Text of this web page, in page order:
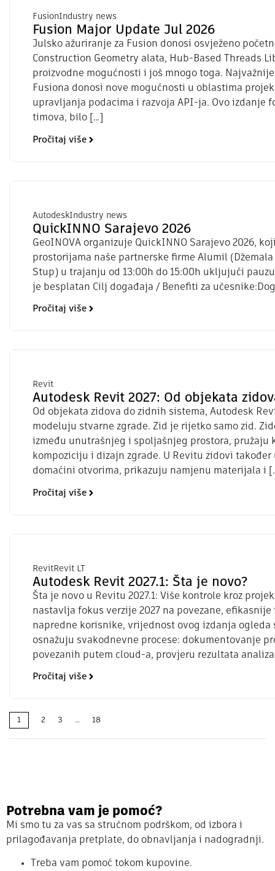
FusionIndustry news
Fusion Major Update Jul 2026
Julsko ažuriranje za Fusion donosi osvježeno
Construction Geometry alata, Hub-Based Threads
proizvodne mogućnosti i još mnogo toga.
Fusiona donosi nove mogućnosti u oblastima
upravljanja podacima i razvoja API-ja. Ovo izdanje
timova, bilo […]
Pročitaj više
AutodeskIndustry news
QuickINNO Sarajevo 2026
GeoINOVA organizuje QuickINNO Sarajevo 2026,
prostorijama naše partnerske firme Alumil
Stup) u trajanju od 13:00h do 15:00h ukljujući
je besplatan Cilj događaja / Benefiti za
Pročitaj više
Revit
Autodesk Revit 2027: Od objekata
Od objekata zidova do zidnih sistema, Autodesk
modeluju stvarne zgrade. Zid je rijetko samo zid.
između unutrašnjeg i spoljašnjeg prostora,
kompoziciju i dizajn zgrade. U Revitu zidovi
domaćini otvorima, prikazuju namjenu materijala i
Pročitaj više
RevitRevit LT
Autodesk Revit 2027.1: Šta je novo?
Šta je novo u Revitu 2027.1: Više kontrole kroz
nastavlja fokus verzije 2027 na povezane,
napredne korisnike, vrijednost ovog izdanja ogleda
osnažuju svakodnevne procese: dokumentovanje
povezanih putem cloud-a, provjeru rezultata
Pročitaj više
1 2 3 … 18
Potrebna vam je pomoć?
Mi smo tu za vas sa stručnom podrškom, od izbora i
prilagođavanja pretplate, do obnavljanja i nadogradnji.
Treba vam pomoć tokom kupovine.